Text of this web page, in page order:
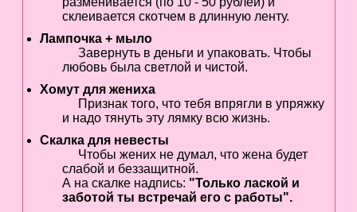
склеивается скотчем в длинную ленту.
Лампочка + мыло
Завернуть в деньги и упаковать. Чтобы
любовь была светлой и чистой.
Хомут для жениха
Признак того, что тебя впрягли в упряжку
и надо тянуть эту лямку всю жизнь.
Скалка для невесты
Чтобы жених не думал, что жена будет
слабой и беззащитной.
А на скалке надпись: "Только лаской и
заботой ты встречай его с работы".